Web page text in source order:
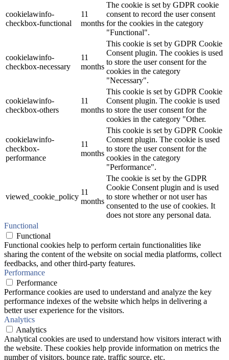
cookielawinfo-
checkbox-functional
11
months
The cookie is set by GDPR cookie
consent to record the user consent
for the cookies in the category
"Functional".
cookielawinfo-
checkbox-necessary
11
months
This cookie is set by GDPR Cookie
Consent plugin. The cookies is used
to store the user consent for the
cookies in the category
"Necessary".
cookielawinfo-
checkbox-others
11
months
This cookie is set by GDPR Cookie
Consent plugin. The cookie is used
to store the user consent for the
cookies in the category "Other.
cookielawinfo-
checkbox-
performance
11
months
This cookie is set by GDPR Cookie
Consent plugin. The cookie is used
to store the user consent for the
cookies in the category
"Performance".
viewed_cookie_policy
11
months
The cookie is set by the GDPR
Cookie Consent plugin and is used
to store whether or not user has
consented to the use of cookies. It
does not store any personal data.
Functional
Functional
Functional cookies help to perform certain functionalities like
sharing the content of the website on social media platforms, collect
feedbacks, and other third-party features.
Performance
Performance
Performance cookies are used to understand and analyze the key
performance indexes of the website which helps in delivering a
better user experience for the visitors.
Analytics
Analytics
Analytical cookies are used to understand how visitors interact with
the website. These cookies help provide information on metrics the
number of visitors, bounce rate, traffic source, etc.